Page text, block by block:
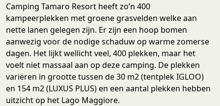
Camping Tamaro Resort heeft zo’n 400
kampeerplekken met groene grasvelden welke aan
nette lanen gelegen zijn. Er zijn een hoop bomen
aanwezig voor de nodige schaduw op warme zomerse
dagen. Het lijkt wellicht veel, 400 plekken, maar het
voelt niet massaal aan op deze camping. De plekken
variëren in grootte tussen de 30 m2 (tentplek IGLOO)
en 154 m2 (LUXUS PLUS) en een aantal plekken hebben
uitzicht op het Lago Maggiore.